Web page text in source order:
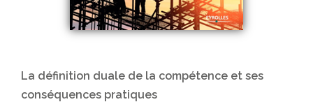
La définition duale de la compétence et ses
conséquences pratiques